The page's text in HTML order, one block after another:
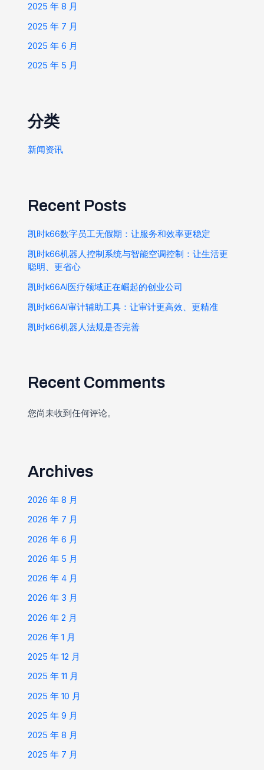
2025 年 8 月
2025 年 7 月
2025 年 6 月
2025 年 5 月
分类
新闻资讯
Recent Posts
凯时k66数字员工无假期：让服务和效率更稳定
凯时k66机器人控制系统与智能空调控制：让生活更
聪明、更省心
凯时k66AI医疗领域正在崛起的创业公司
凯时k66AI审计辅助工具：让审计更高效、更精准
凯时k66机器人法规是否完善
Recent Comments
您尚未收到任何评论。
Archives
2026 年 8 月
2026 年 7 月
2026 年 6 月
2026 年 5 月
2026 年 4 月
2026 年 3 月
2026 年 2 月
2026 年 1 月
2025 年 12 月
2025 年 11 月
2025 年 10 月
2025 年 9 月
2025 年 8 月
2025 年 7 月